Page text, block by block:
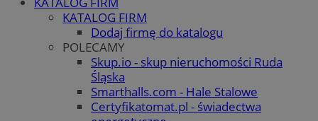
KATALOG FIRM
Dodaj firmę do katalogu
POLECAMY
Skup.io - skup nieruchomości Ruda
Śląska
Smarthalls.com - Hale Stalowe
Certyfikatomat.pl - świadectwa